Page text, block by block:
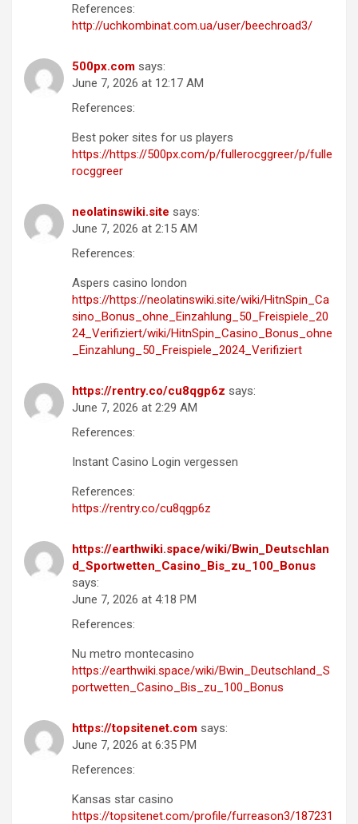
References:
http://uchkombinat.com.ua/user/beechroad3/
500px.com says:
June 7, 2026 at 12:17 AM
References:
Best poker sites for us players
https://https://500px.com/p/fullerocggreer/p/fulle
rocggreer
neolatinswiki.site says:
June 7, 2026 at 2:15 AM
References:
Aspers casino london
https://https://neolatinswiki.site/wiki/HitnSpin_Ca
sino_Bonus_ohne_Einzahlung_50_Freispiele_20
24_Verifiziert/wiki/HitnSpin_Casino_Bonus_ohne
_Einzahlung_50_Freispiele_2024_Verifiziert
https://rentry.co/cu8qgp6z says:
June 7, 2026 at 2:29 AM
References:
Instant Casino Login vergessen
References:
https://rentry.co/cu8qgp6z
https://earthwiki.space/wiki/Bwin_Deutschlan
d_Sportwetten_Casino_Bis_zu_100_Bonus
says:
June 7, 2026 at 4:18 PM
References:
Nu metro montecasino
https://earthwiki.space/wiki/Bwin_Deutschland_S
portwetten_Casino_Bis_zu_100_Bonus
https://topsitenet.com says:
June 7, 2026 at 6:35 PM
References:
Kansas star casino
https://topsitenet.com/profile/furreason3/187231